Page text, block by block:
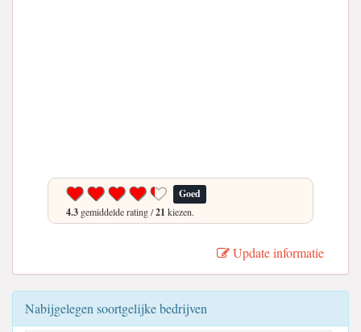
Goed
4.3 gemiddelde rating /21 kiezen.
Update informatie
Nabijgelegen soortgelijke bedrijven